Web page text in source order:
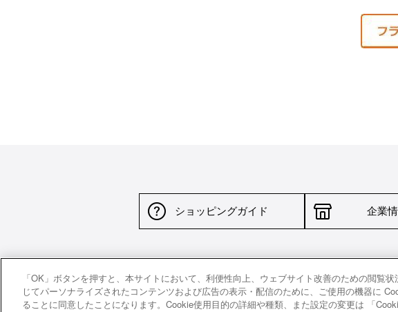
ショッピングガイド 企業
All images and
「OK」ボタンを押すと、本サイトにおいて、利便性向上、ウェブサイト改善のための閲覧
じてパーソナライズされたコンテンツおよび広告の表示・配信のために、ご使用の機器に
ることに同意したことになります。Cookie使用目的の詳細や種類、また設定の変更は 「